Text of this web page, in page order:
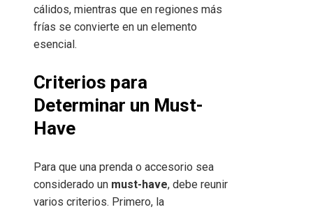
cálidos, mientras que en regiones más
frías se convierte en un elemento
esencial.
Criterios para
Determinar un Must-
Have
Para que una prenda o accesorio sea
considerado un must-have, debe reunir
varios criterios. Primero, la